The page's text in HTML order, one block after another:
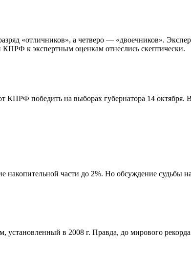
«отличников», а четверо — «двоечников».
КПРФ к экспертным оценкам отнеслись скептически.
победить на выборах губернатора 14 октября.
части до 2%. Но обсуждение судьбы
в 2008 г. Правда, до мирового